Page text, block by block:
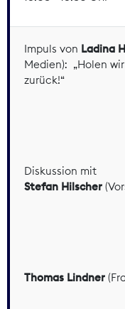
Impuls von Ladina
Medien): „Holen
zurück!“
Diskussion mit
Stefan Hilscher
Thomas Lindner